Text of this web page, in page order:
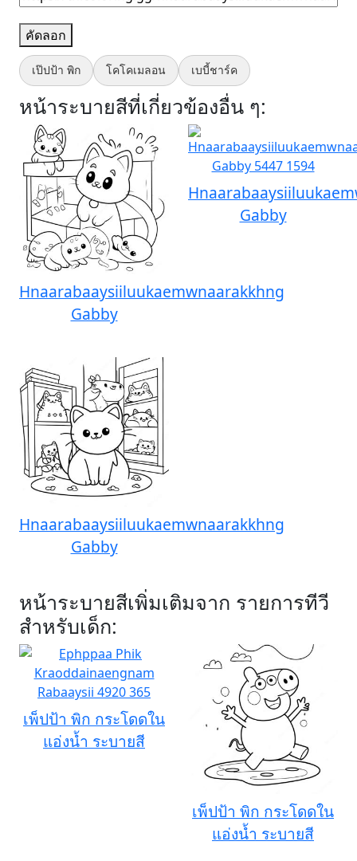
คัดลอก
เป๊ปป้า พิก โคโคเมลอน เบบี้ชาร์ค
หน้าระบายสีที่เกี่ยวข้องอื่น ๆ:
Hnaarabaaysiiluukaemwnaarakkhng
Gabby
Gabby
Hnaarabaaysiiluukaemwnaarakkhng
Gabby
หน้าระบายสีเพิ่มเติมจาก รายการทีวี
สำหรับเด็ก:
เพ็ปป้า พิก กระโดดใน
แอ่งน้ำ ระบายสี
เพ็ปป้า พิก กระโดดใน
แอ่งน้ำ ระบายสี